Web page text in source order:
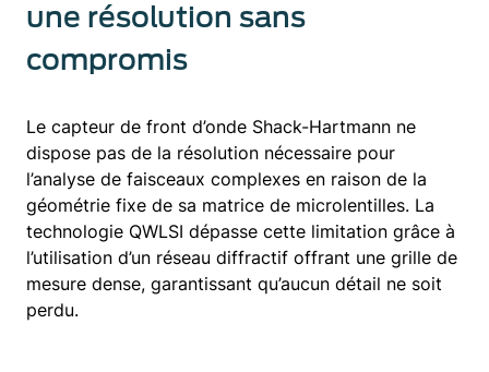
une résolution sans
compromis
Le capteur de front d’onde Shack-Hartmann ne
dispose pas de la résolution nécessaire pour
l’analyse de faisceaux complexes en raison de la
géométrie fixe de sa matrice de microlentilles. La
technologie QWLSI dépasse cette limitation grâce à
l’utilisation d’un réseau diffractif offrant une grille de
mesure dense, garantissant qu’aucun détail ne soit
perdu.